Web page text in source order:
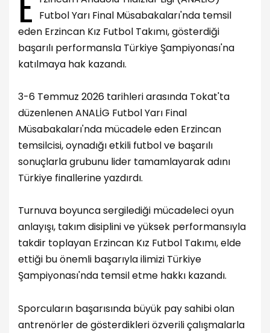
Futbol Yarı Final Müsabakaları'nda temsil
eden Erzincan Kız Futbol Takımı, gösterdiği
başarılı performansla Türkiye Şampiyonası'na
katılmaya hak kazandı.
3-6 Temmuz 2026 tarihleri arasında Tokat'ta
düzenlenen ANALİG Futbol Yarı Final
Müsabakaları'nda mücadele eden Erzincan
temsilcisi, oynadığı etkili futbol ve başarılı
sonuçlarla grubunu lider tamamlayarak adını
Türkiye finallerine yazdırdı.
Turnuva boyunca sergilediği mücadeleci oyun
anlayışı, takım disiplini ve yüksek performansıyla
takdir toplayan Erzincan Kız Futbol Takımı, elde
ettiği bu önemli başarıyla ilimizi Türkiye
Şampiyonası'nda temsil etme hakkı kazandı.
Sporcuların başarısında büyük pay sahibi olan
antrenörler de gösterdikleri özverili çalışmalarla